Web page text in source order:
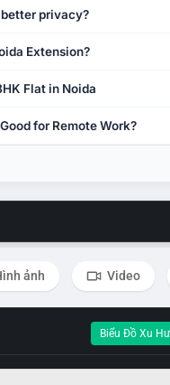
privacy?
Extension?
Flat in Noida
for Remote Work?
ảnh Video
Biểu Đồ Xu